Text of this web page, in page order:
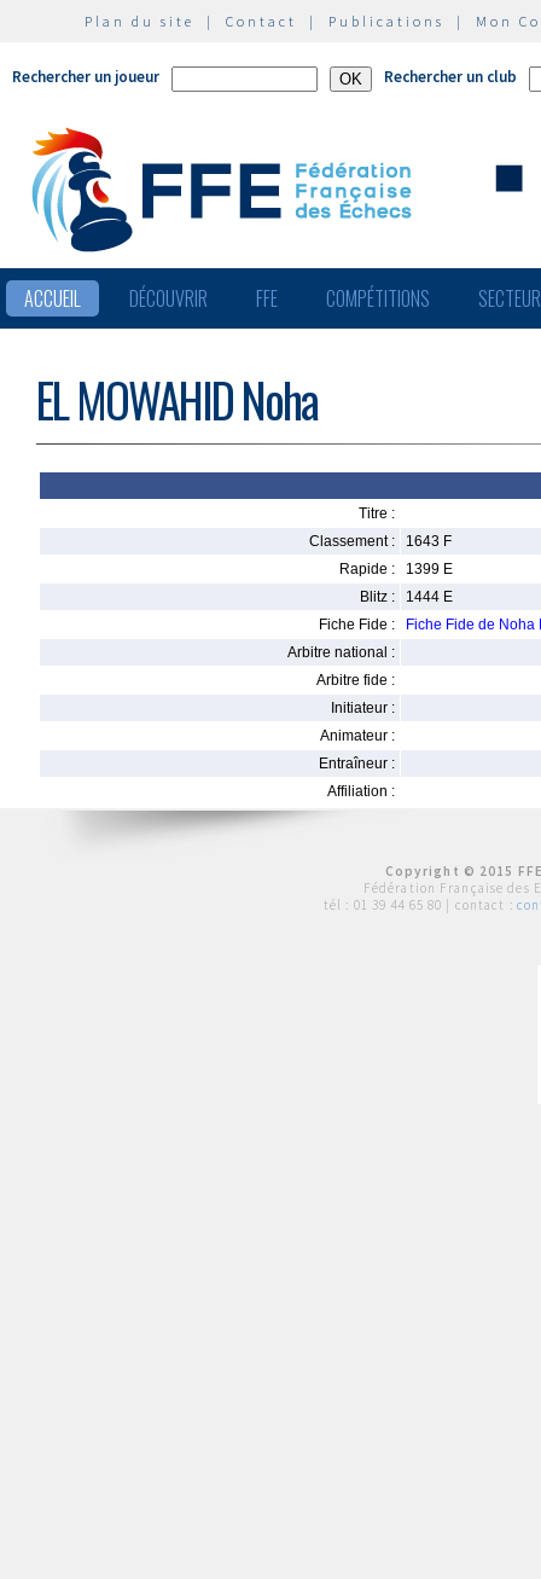
Plan du site | Contact | Publications | Mon
Rechercher un joueur Rechercher un club
ACCUEIL DÉCOUVRIR FFE COMPÉTITIONS
EL MOWAHID Noha
Titre :
Classement :
1643 F
Rapide :
1399 E
Blitz :
1444 E
Fiche Fide :
Fiche Fide de Noha
Arbitre national :
Arbitre fide :
Initiateur :
Animateur :
Entraîneur :
Affiliation :
Copyright © 2015
Fédération Française des
tél : 01 39 44 65 80 | contact :